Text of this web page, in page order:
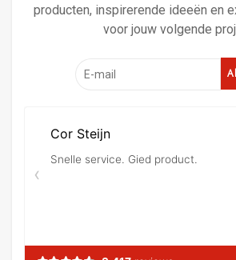
producten, inspirerende ideeën en
voor jouw volgende